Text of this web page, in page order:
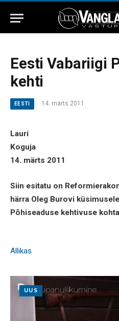
Eesti Vabariigi
kehti
EESTI 14. märts 2011
Lauri
Koguja
14. märts 2011
Siin esitatu on
härra Oleg Burovi
Põhiseaduse kehtivuse
Allikas
UUS